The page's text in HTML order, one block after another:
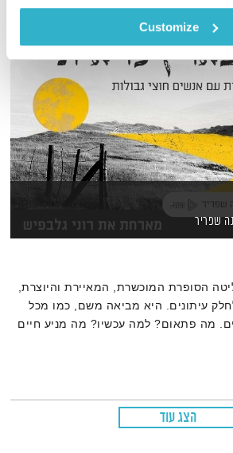
Customize
שפריר
בגיל 55, החליטה הסופרת המוכשרת, המאיירת והיוצרת,
עיתונים. היא מביאה משם, כמו מכל
מה פתאום? למה עכשיו? מה מניע חיים
הצג עוד